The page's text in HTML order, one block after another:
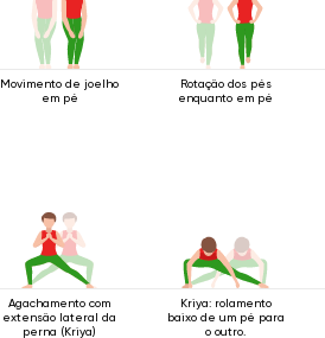
Movimento de joelho
em pé
Rotação dos pés
enquanto em pé
Agachamento com
extensão lateral da
perna (Kriya)
Kriya: rolamento
baixo de um pé para
o outro.